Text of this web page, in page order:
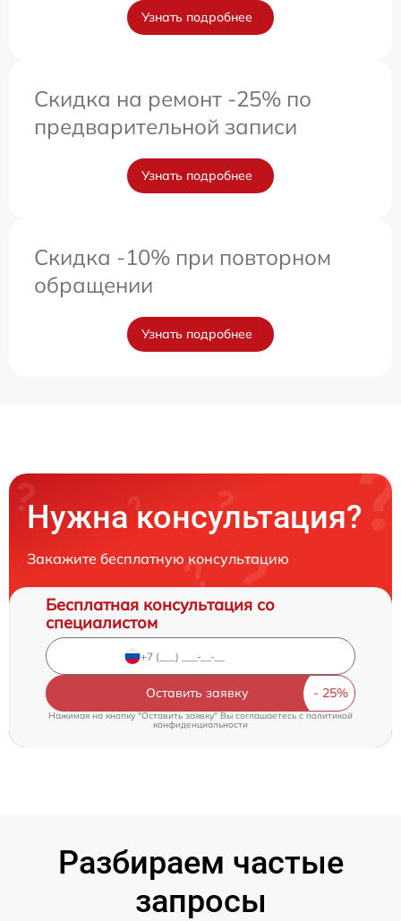
Узнать подробнее
Скидка на ремонт -25% по
предварительной записи
Узнать подробнее
Скидка -10% при повторном
обращении
Узнать подробнее
Нужна консультация?
Закажите бесплатную консультацию
Бесплатная консультация со
специалистом
Оставить заявку
Нажимая на кнопку "Оставить заявку" Вы соглашаетесь cполитикой
конфиденциальности
Разбираем частые
запросы